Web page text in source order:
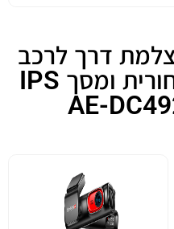
דרך לרכב
2K עם מצלמה אחורית ומסך IPS
AE-